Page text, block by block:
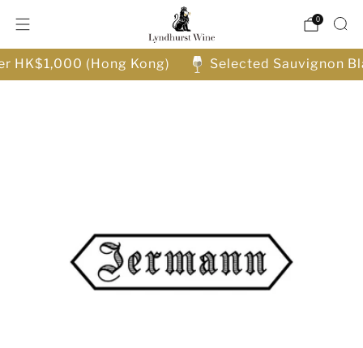
0
HK$1,000 (Hong Kong) Selected Sauvignon